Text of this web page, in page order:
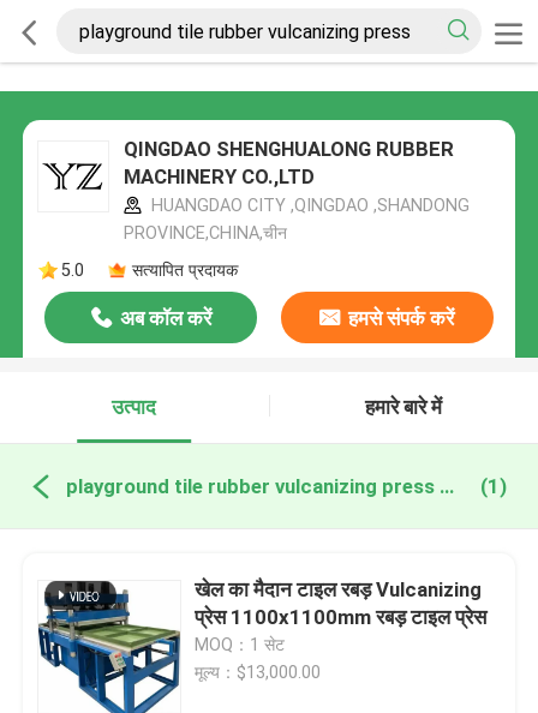
QINGDAO SHENGHUALONG RUBBER
MACHINERY CO.,LTD
HUANGDAO CITY ,QINGDAO ,SHANDONG
PROVINCE,CHINA,चीन
5.0
सत्यापित प्रदायक
अब कॉल करें हमसे संपर्क करें
उत्पाद हमारे बारे में
playground tile rubber vulcanizing press ऑनलाइन निर्माण (1)
खेल का मैदान टाइल रबड़ Vulcanizing
प्रेस 1100x1100mm रबड़ टाइल प्रेस
MOQ：1 सेट
मूल्य：$13,000.00